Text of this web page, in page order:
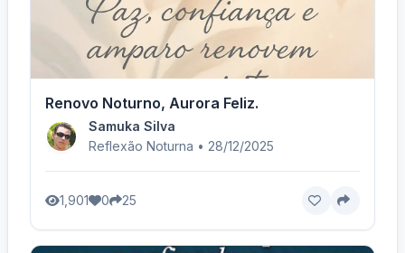
Renovo Noturno, Aurora Feliz.
Samuka Silva
Reflexão Noturna • 28/12/2025
1,901 0 25